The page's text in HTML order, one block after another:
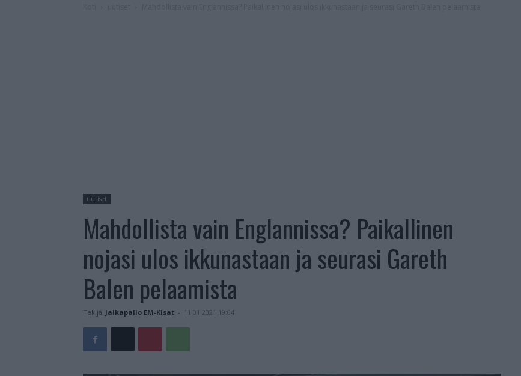
uutiset
Mahdollista vain Englannissa? Paikallinen
nojasi ulos ikkunastaan ja seurasi Gareth
Balen pelaamista
Tekijä Jalkapallo EM-Kisat - 11.01.2021 19:04